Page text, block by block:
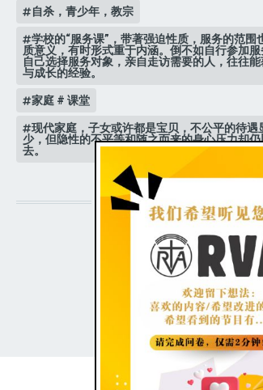
自杀，青少年，教宗
学校的“服务课”，带著强迫性质，服务的范围
质意义，有时形式重于内涵。倒不如自行参加服
自己选择服务对象，亲自走访需要的人，往往
与成长的经验。
家庭 # 课堂
现代家庭，子女或许都是宝贝，不公平的待遇
少，但隐性的不平等和随之而来的身心压力却
去。
STAY CONNECTED WITH US!
FOOTER
Contact Us